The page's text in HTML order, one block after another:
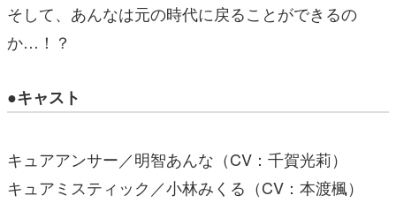
そして、あんなは元の時代に戻ることができるの
か…！？
●キャスト
キュアアンサー／明智あんな（CV：千賀光莉）
キュアミスティック／小林みくる（CV：本渡楓）